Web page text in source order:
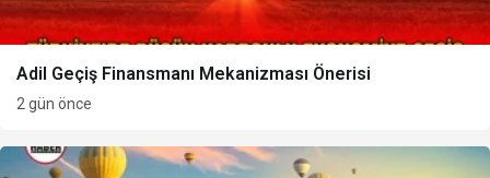
Adil Geçiş Finansmanı Mekanizması Önerisi
2 gün önce